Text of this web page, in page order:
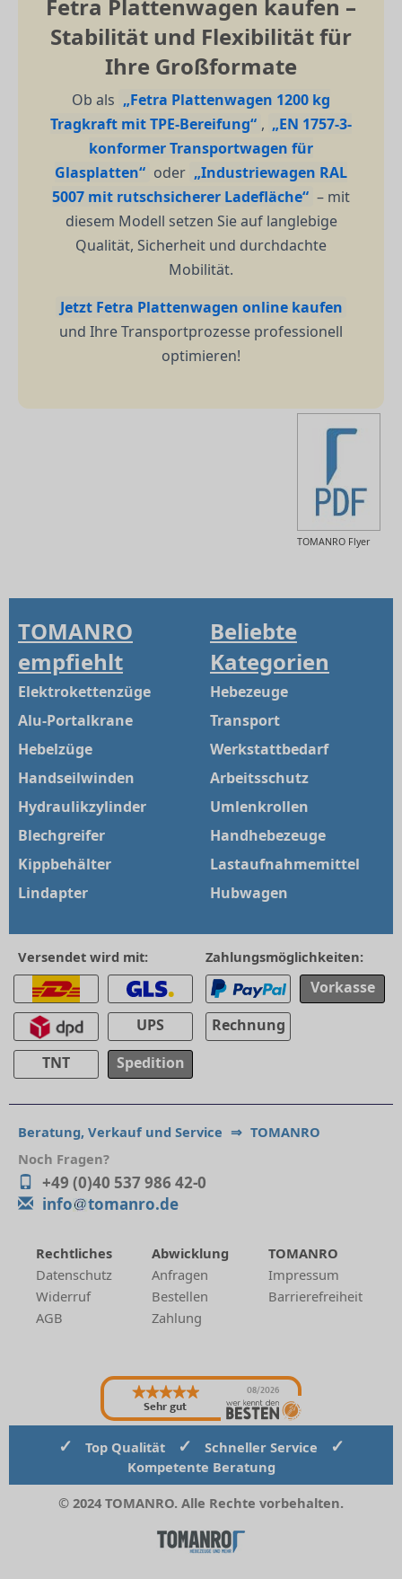
Fetra Plattenwagen kaufen –
Stabilität und Flexibilität für
Ihre Großformate
Ob als „Fetra Plattenwagen 1200 kg
Tragkraft mit TPE-Bereifung“ , „EN 1757-3-
konformer Transportwagen für
Glasplatten“ oder „Industriewagen RAL
5007 mit rutschsicherer Ladefläche“ – mit
diesem Modell setzen Sie auf langlebige
Qualität, Sicherheit und durchdachte
Mobilität.
Jetzt Fetra Plattenwagen online kaufen
und Ihre Transportprozesse professionell
optimieren!
TOMANRO Flyer
TOMANRO
empfiehlt
Elektrokettenzüge
Alu-Portalkrane
Hebelzüge
Handseilwinden
Hydraulikzylinder
Blechgreifer
Kippbehälter
Lindapter
Beliebte
Kategorien
Hebezeuge
Transport
Werkstattbedarf
Arbeitsschutz
Umlenkrollen
Handhebezeuge
Lastaufnahmemittel
Hubwagen
Versendet wird mit:
UPS
TNT
Spedition
Zahlungsmöglichkeiten:
Vorkasse
Rechnung
Beratung, Verkauf und Service ⇒ TOMANRO
Noch Fragen?
+49 (0)40 537 986 42-0
info
tomanro.de
Rechtliches
Datenschutz
Widerruf
AGB
Abwicklung
Anfragen
Bestellen
Zahlung
TOMANRO
Impressum
Barrierefreiheit
Sehr gut
08/2026
✓ Top Qualität ✓ Schneller Service ✓
Kompetente Beratung
© 2024 TOMANRO. Alle Rechte vorbehalten.